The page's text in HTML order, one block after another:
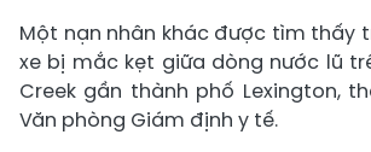
Một nạn nhân khác được tìm thấy
xe bị mắc kẹt giữa dòng nước lũ
Creek gần thành phố Lexington,
Văn phòng Giám định y tế.